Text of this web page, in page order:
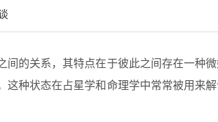
间的关系，其特点在于彼此之间存在一种
这种状态在占星学和命理学中常常被用来